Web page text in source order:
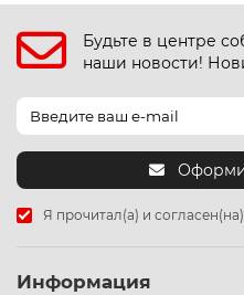
Будьте в центре
наши новости!
Я прочитал(а) и
Информация